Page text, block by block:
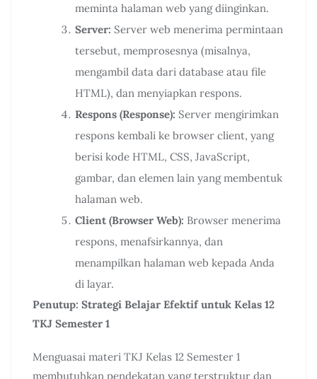
meminta halaman web yang diinginkan.
Server: Server web menerima permintaan
tersebut, memprosesnya (misalnya,
mengambil data dari database atau file
HTML), dan menyiapkan respons.
Respons (Response): Server mengirimkan
respons kembali ke browser client, yang
berisi kode HTML, CSS, JavaScript,
gambar, dan elemen lain yang membentuk
halaman web.
Client (Browser Web): Browser menerima
respons, menafsirkannya, dan
menampilkan halaman web kepada Anda
di layar.
Penutup: Strategi Belajar Efektif untuk Kelas 12
TKJ Semester 1
Menguasai materi TKJ Kelas 12 Semester 1
membutuhkan pendekatan yang terstruktur dan